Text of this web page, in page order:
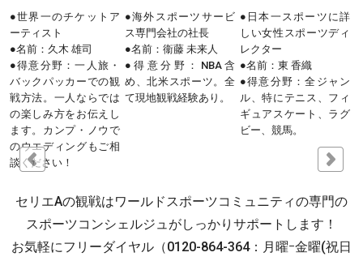
●世界一のチケットア
ーティスト
●名前：久木 雄司
●得意分野：一人旅・
バックパッカーでの観
戦方法。一人ならでは
の楽しみ方をお伝えし
ます。カンプ・ノウで
のウエディングもご相
談ください！
●海外スポーツサービ
ス専門会社の社長
●名前：衞藤 未来人
●得意分野：NBA含
め、北米スポーツ。全
て現地観戦経験あり。
●日本一スポーツに詳
しい女性スポーツディ
レクター
●名前：東 香織
●得意分野：全ジャン
ル、特にテニス、フィ
ギュアスケート、ラグ
ビー、競馬。
セリエAの観戦はワールドスポーツコミュニティの専門の
スポーツコンシェルジュがしっかりサポートします！
お気軽にフリーダイヤル（0120-864-364：月曜ｰ金曜(祝日